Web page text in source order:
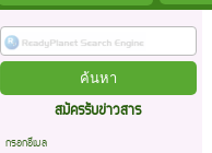
สมัครรับข่าวสาร
กรอกอีเมล